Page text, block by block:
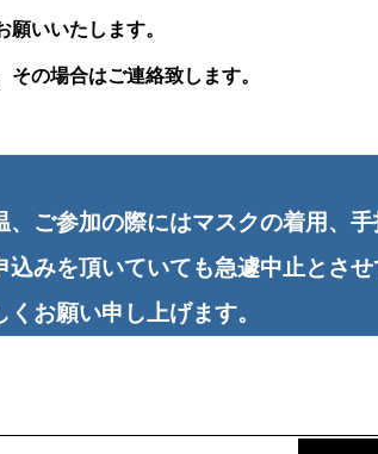
いいたします。
の場合はご連絡致します。
、ご参加の際にはマスクの着用、手
みを頂いていても急遽中止とさせ
お願い申し上げます。